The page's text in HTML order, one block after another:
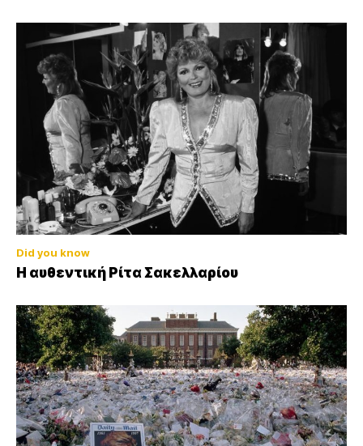
Did you know
Η αυθεντική Ρίτα Σακελλαρίου